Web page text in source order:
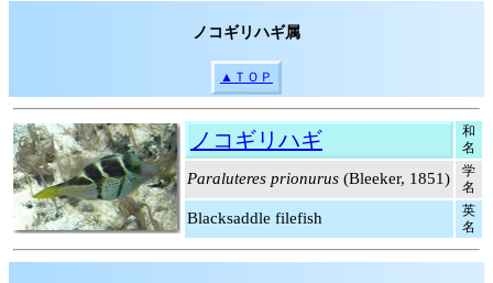
ノコギリハギ属
▲ＴＯＰ
ノコギリハギ
和
名
Paraluteres prionurus (Bleeker, 1851)
学
名
Blacksaddle filefish
英
名